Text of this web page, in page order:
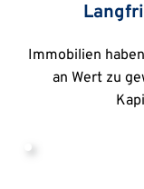
Immobilien
an Wert zu